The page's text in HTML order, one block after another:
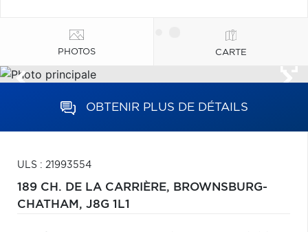
PHOTOS CARTE
OBTENIR PLUS DE DÉTAILS
ULS : 21993554
189 CH. DE LA CARRIÈRE, BROWNSBURG-
CHATHAM, J8G 1L1